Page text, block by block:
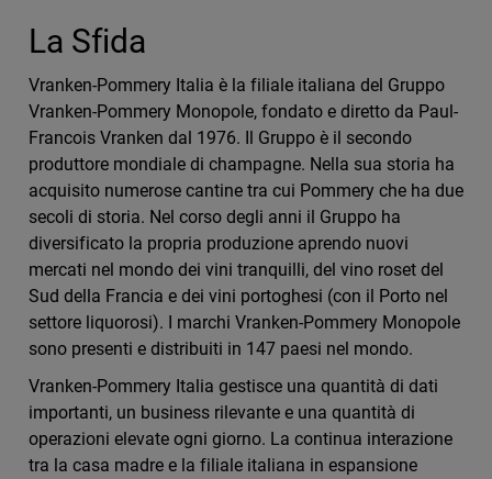
La Sfida
Vranken-Pommery Italia è la filiale italiana del Gruppo
Vranken-Pommery Monopole, fondato e diretto da Paul-
Francois Vranken dal 1976. Il Gruppo è il secondo
produttore mondiale di champagne. Nella sua storia ha
acquisito numerose cantine tra cui Pommery che ha due
secoli di storia. Nel corso degli anni il Gruppo ha
diversificato la propria produzione aprendo nuovi
mercati nel mondo dei vini tranquilli, del vino roset del
Sud della Francia e dei vini portoghesi (con il Porto nel
settore liquorosi). I marchi Vranken-Pommery Monopole
sono presenti e distribuiti in 147 paesi nel mondo.
Vranken-Pommery Italia gestisce una quantità di dati
importanti, un business rilevante e una quantità di
operazioni elevate ogni giorno. La continua interazione
tra la casa madre e la filiale italiana in espansione